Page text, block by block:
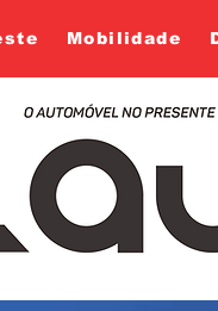
Mobilidade